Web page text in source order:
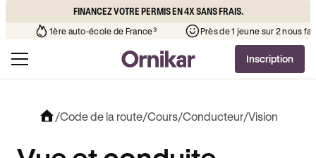
FINANCEZ VOTRE PERMIS EN 4X SANS FRAIS.
l’auto-école de votre quartier ¹ 1ère auto-école de France³
Inscription
/Code de la route/Cours/Conducteur/Vision